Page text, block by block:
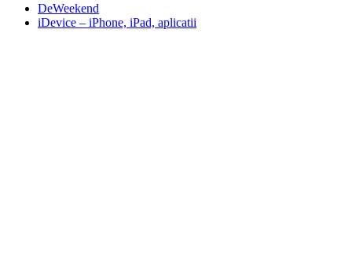
DeWeekend
iDevice – iPhone, iPad, aplicatii